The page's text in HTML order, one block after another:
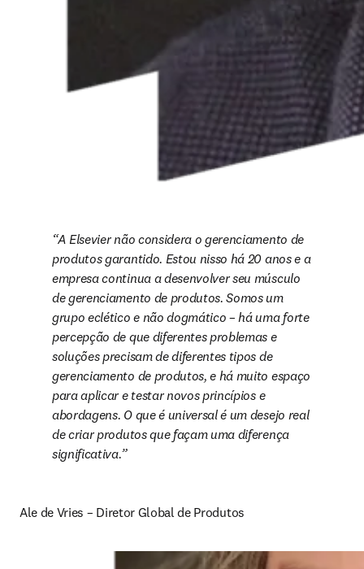
A Elsevier não considera o gerenciamento de
produtos garantido. Estou nisso há 20 anos e a
empresa continua a desenvolver seu músculo
de gerenciamento de produtos. Somos um
grupo eclético e não dogmático – há uma forte
percepção de que diferentes problemas e
soluções precisam de diferentes tipos de
gerenciamento de produtos, e há muito espaço
para aplicar e testar novos princípios e
abordagens. O que é universal é um desejo real
de criar produtos que façam uma diferença
significativa.
Ale de Vries – Diretor Global de Produtos